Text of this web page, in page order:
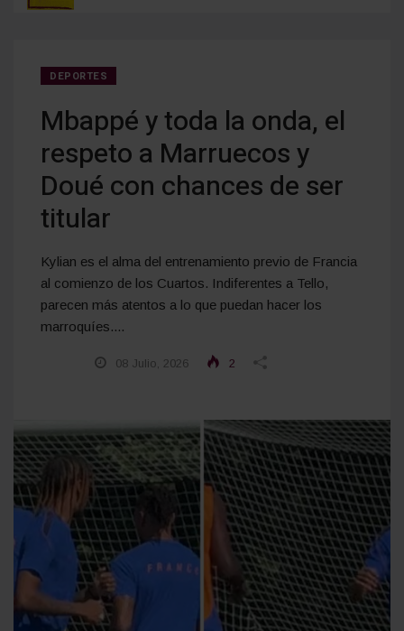
DEPORTES
Mbappé y toda la onda, el
respeto a Marruecos y
Doué con chances de ser
titular
Kylian es el alma del entrenamiento previo de Francia
al comienzo de los Cuartos. Indiferentes a Tello,
parecen más atentos a lo que puedan hacer los
marroquíes....
08 Julio, 2026 2